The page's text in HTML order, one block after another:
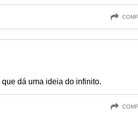
dá uma ideia do infinito.